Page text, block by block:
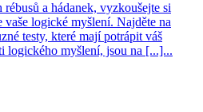
a hádanek, vyzkoušejte si
logické myšlení. Najděte na
testy, které mají potrápit váš
logického myšlení, jsou na [...]...